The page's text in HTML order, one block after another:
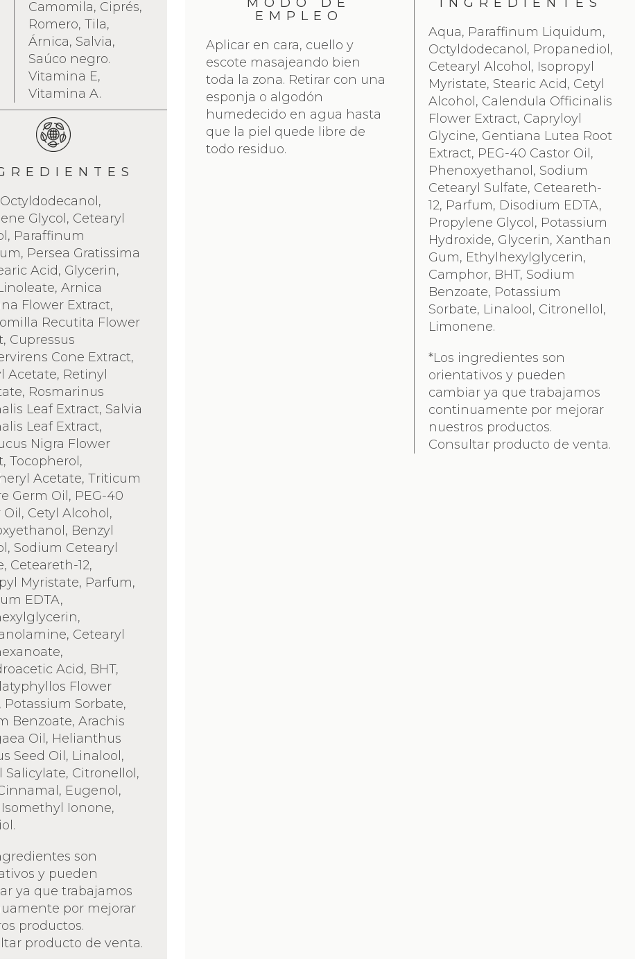
Camomila, Ciprés,
Romero, Tila,
Árnica, Salvia,
Saúco negro.
Vitamina E,
Vitamina A.
Glycol, Cetearyl
Paraffinum
Persea Gratissima
Acid, Glycerin,
Arnica
Flower Extract,
Recutita Flower
Cupressus
Cone Extract,
Acetate, Retinyl
Rosmarinus
Leaf Extract, Salvia
Leaf Extract,
Nigra Flower
Tocopherol,
Acetate, Triticum
Germ Oil, PEG-40
Oil, Cetyl Alcohol,
Benzyl
Sodium Cetearyl
Ceteareth-12,
Myristate, Parfum,
EDTA,
Cetearyl
Acid, BHT,
Flower
Potassium Sorbate,
Benzoate, Arachis
Oil, Helianthus
Seed Oil, Linalool,
Salicylate, Citronellol,
Eugenol,
Ionone,
son
y pueden
ya que trabajamos
por mejorar
productos.
producto de venta.
EMPLEO
Aplicar en cara, cuello y
escote masajeando bien
toda la zona. Retirar con una
esponja o algodón
humedecido en agua hasta
que la piel quede libre de
todo residuo.
Aqua, Paraffinum Liquidum,
Octyldodecanol, Propanediol,
Cetearyl Alcohol, Isopropyl
Myristate, Stearic Acid, Cetyl
Alcohol, Calendula Officinalis
Flower Extract, Capryloyl
Glycine, Gentiana Lutea Root
Extract, PEG-40 Castor Oil,
Phenoxyethanol, Sodium
Cetearyl Sulfate, Ceteareth-
12, Parfum, Disodium EDTA,
Propylene Glycol, Potassium
Hydroxide, Glycerin, Xanthan
Gum, Ethylhexylglycerin,
Camphor, BHT, Sodium
Benzoate, Potassium
Sorbate, Linalool, Citronellol,
Limonene.
*Los ingredientes son
orientativos y pueden
cambiar ya que trabajamos
continuamente por mejorar
nuestros productos.
Consultar producto de venta.